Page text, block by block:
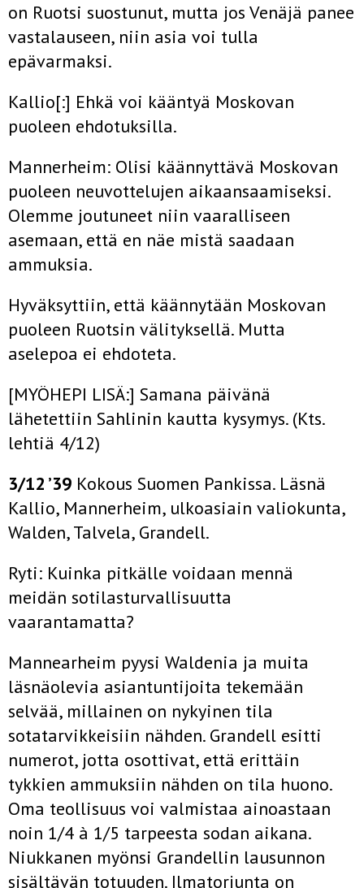
on Ruotsi suostunut, mutta jos Venäjä panee
vastalauseen, niin asia voi tulla
epävarmaksi.
Kallio[:] Ehkä voi kääntyä Moskovan
puoleen ehdotuksilla.
Mannerheim: Olisi käännyttävä Moskovan
puoleen neuvottelujen aikaansaamiseksi.
Olemme joutuneet niin vaaralliseen
asemaan, että en näe mistä saadaan
ammuksia.
Hyväksyttiin, että käännytään Moskovan
puoleen Ruotsin välityksellä. Mutta
aselepoa ei ehdoteta.
[MYÖHEPI LISÄ:] Samana päivänä
lähetettiin Sahlinin kautta kysymys. (Kts.
lehtiä 4/12)
3/12 ’39 Kokous Suomen Pankissa. Läsnä
Kallio, Mannerheim, ulkoasiain valiokunta,
Walden, Talvela, Grandell.
Ryti: Kuinka pitkälle voidaan mennä
meidän sotilasturvallisuutta
vaarantamatta?
Mannearheim pyysi Waldenia ja muita
läsnäolevia asiantuntijoita tekemään
selvää, millainen on nykyinen tila
sotatarvikkeisiin nähden. Grandell esitti
numerot, jotta osottivat, että erittäin
tykkien ammuksiin nähden on tila huono.
Oma teollisuus voi valmistaa ainoastaan
noin 1/4 à 1/5 tarpeesta sodan aikana.
Niukkanen myönsi Grandellin lausunnon
sisältävän totuuden. Ilmatorjunta on